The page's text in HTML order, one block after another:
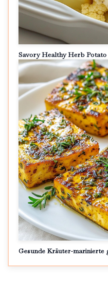
Savory Healthy Herb
Gesunde Kräuter-marinierte